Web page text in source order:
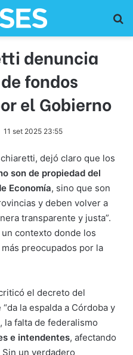
denuncia
fondos
el Gobierno
11 set 2025 23:55
dejó claro que los
son de propiedad del
Economía, sino que son
y deben volver a
transparente y justa”.
contexto donde los
preocupados por la
el decreto del
la espalda a Córdoba y
la falta de federalismo
e intendentes, afectando
un verdadero